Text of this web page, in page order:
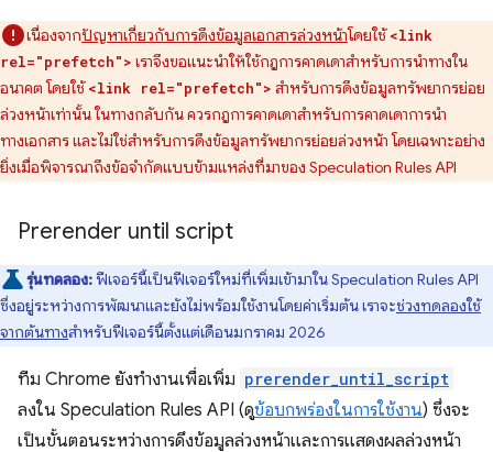
เนื่องจากปัญหาเกี่ยวกับการดึงข้อมูลเอกสารล่วงหน้าโดยใช้<link
rel="prefetch"> เราจึงขอแนะนำให้ใช้กฎการคาดเดาสำหรับการนำทางใน
อนาคต โดยใช้<link rel="prefetch"> สำหรับการดึงข้อมูลทรัพยากรย่อย
ล่วงหน้าเท่านั้น ในทางกลับกัน ควรกฎการคาดเดาสำหรับการคาดเดาการนำ
ทางเอกสาร และไม่ใช่สำหรับการดึงข้อมูลทรัพยากรย่อยล่วงหน้า โดยเฉพาะอย่าง
ยิ่งเมื่อพิจารณาถึงข้อจำกัดแบบข้ามแหล่งที่มาของ Speculation Rules API
Prerender until script
รุ่นทดลอง:ฟีเจอร์นี้เป็นฟีเจอร์ใหม่ที่เพิ่มเข้ามาใน Speculation Rules API
ซึ่งอยู่ระหว่างการพัฒนาและยังไม่พร้อมใช้งานโดยค่าเริ่มต้น เราจะช่วงทดลองใช้
จากต้นทางสำหรับฟีเจอร์นี้ตั้งแต่เดือนมกราคม 2026
ทีม Chrome ยังทำงานเพื่อเพิ่ม prerender_until_script
ลงใน Speculation Rules API (ดูข้อบกพร่องในการใช้งาน) ซึ่งจะ
เป็นขั้นตอนระหว่างการดึงข้อมูลล่วงหน้าและการแสดงผลล่วงหน้า